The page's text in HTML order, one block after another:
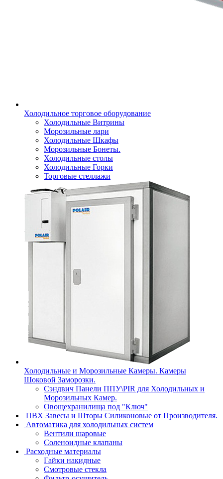
Холодильное торговое оборудование
Холодильные Витрины
Морозильные лари
Холодильные Шкафы
Морозильные Бонеты.
Холодильные столы
Холодильные Горки
Торговые стеллажи
Холодильные и Морозильные Камеры. Камеры
Шоковой Заморозки.
Сэндвич Панели ППУ\PIR для Холодильных и
Морозильных Камер.
Овощехранилища под "Ключ"
ПВХ Завесы и Шторы Силиконовые от Производителя.
Автоматика для холодильных систем
Вентили шаровые
Соленоидные клапаны
Расходные материалы
Гайки накидные
Смотровые стекла